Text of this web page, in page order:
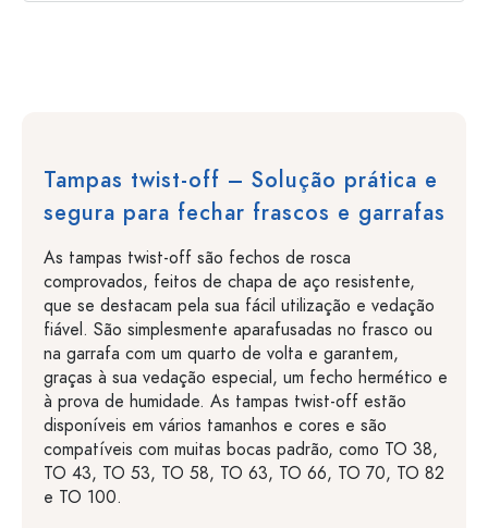
Tampas twist-off – Solução prática e
segura para fechar frascos e garrafas
As tampas twist-off são fechos de rosca
comprovados, feitos de chapa de aço resistente,
que se destacam pela sua fácil utilização e vedação
fiável. São simplesmente aparafusadas no frasco ou
na garrafa com um quarto de volta e garantem,
graças à sua vedação especial, um fecho hermético e
à prova de humidade. As tampas twist-off estão
disponíveis em vários tamanhos e cores e são
compatíveis com muitas bocas padrão, como TO 38,
TO 43, TO 53, TO 58, TO 63, TO 66, TO 70, TO 82
e TO 100.